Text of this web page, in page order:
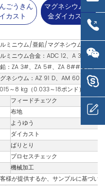
ごうきん
カスト
マグネシウム合
金ダイカスト
ミニウム/亜鉛/マグネシウムダイカ
ミニウム合金：ADC 12、A 356、A
：ZA 3#、ZA 5#、ZA 8##など。
ネシウム：AZ 91 D、AM 60 Bなど。
～8 kg（0.033～18ポンド）
フィードチェツク
布地
ようゆう
ダイカスト
ばりとり
プロセスチェック
機械加工
様が提供するか、サンプルに基づい